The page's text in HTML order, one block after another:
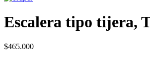
Escalera tipo tijera,
$465.000